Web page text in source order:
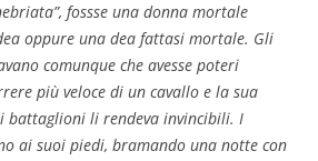
fossse una donna mortale
oppure una dea fattasi mortale. Gli
comunque che avesse poteri
più veloce di un cavallo e la sua
battaglioni li rendeva invincibili. I
ai suoi piedi, bramando una notte con